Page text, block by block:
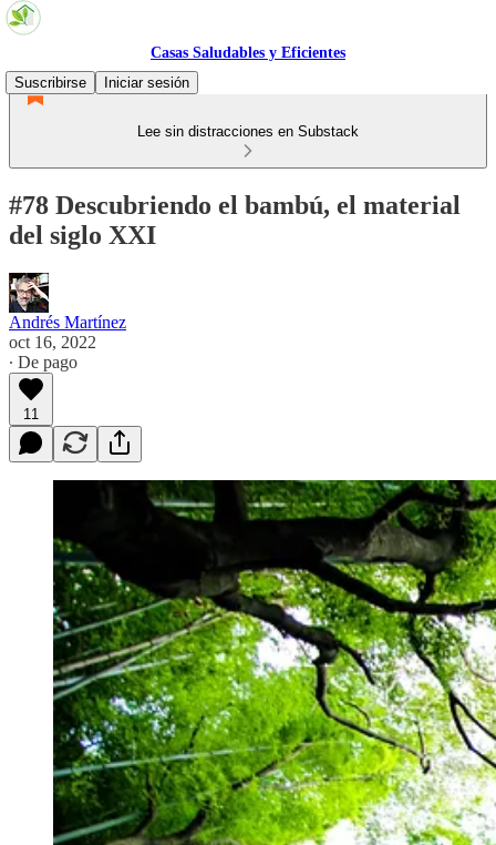
Casas Saludables y Eficientes
Suscribirse
Iniciar sesión
Lee sin distracciones en Substack
#78 Descubriendo el bambú, el material
del siglo XXI
Andrés Martínez
oct 16, 2022
∙ De pago
11